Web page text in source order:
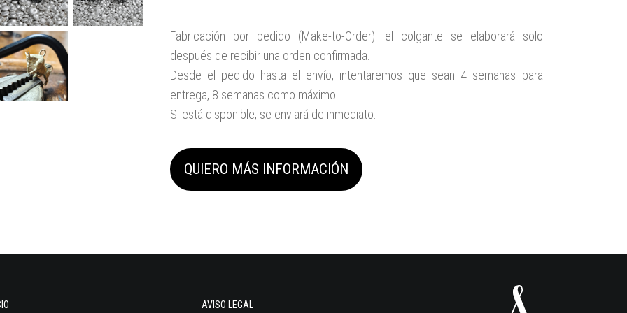
Fabricación por pedido (Make-to-Order): el colgante se elaborará solo
después de recibir una orden confirmada.
Desde el pedido hasta el envío, intentaremos que sean 4 semanas para
entrega, 8 semanas como máximo.
Si está disponible, se enviará de inmediato.
QUIERO MÁS INFORMACIÓN
AVISO LEGAL